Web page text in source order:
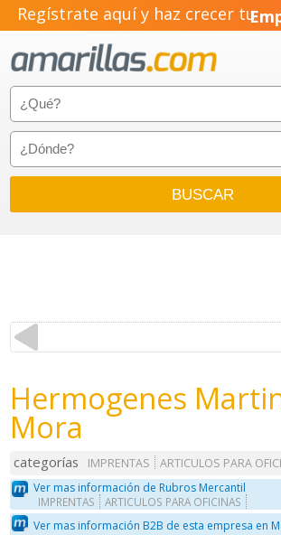
Regístrate aquí y haz crecer tu
Hermogenes
Mora
categorías IMPRENTAS
ARTICULOS PARA
Ver mas información de Rubros Mercantil
IMPRENTAS ARTICULOS PARA OFICINAS
Ver mas información B2B de esta empresa en